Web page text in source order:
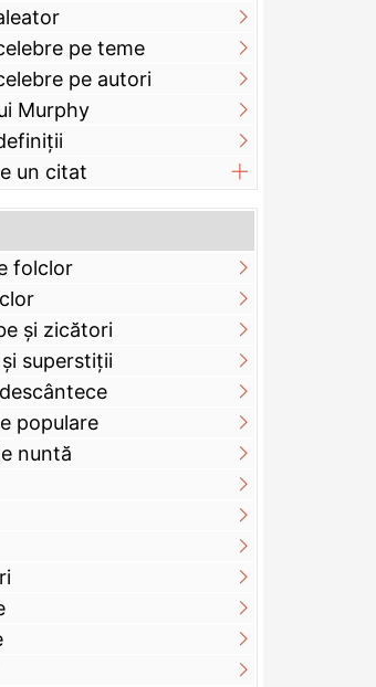
pe teme
pe autori
Murphy
un citat
folclor
și zicători
superstiții
populare
nuntă